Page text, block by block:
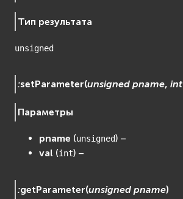
Тип результата
unsigned
:setParameter(unsigned pname,int
Параметры
pname (unsigned) –
val (int) –
:getParameter(unsigned pname)